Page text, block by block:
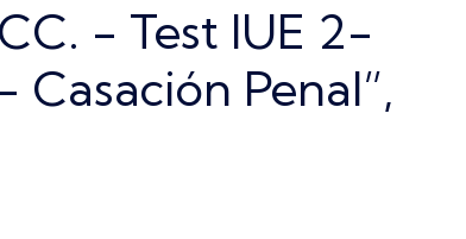
- Test IUE 2-
Penal”,